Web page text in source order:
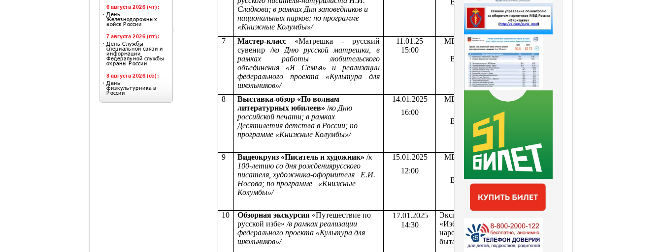
Сладкова; в рамках Дня заповедников и
национальных парков; попрограмме
«Книжные Колумбы»/
Видяево
СБО
Бушуева Е.Г.
7
Мастер-класс «Матрешка - русский
сувенир /ко Дню русской матрешки, в
рамках работы любительского
объединения «Я Семья» и реализации
федерального проекта «Культура для
школьников»/
11.01.25
15:00
МБУК ЦКД
ЗАТО
Видяево
Руководитель
любительского
объединения
«Я – Семья»
Бушуева Е.Г.
8
Выставка-обзор «По волнам
литературных юбилеев» /ко Дню
российской печати; в рамках
Десятилетия детства в России; по
программе «Книжные Колумбы»/
14.01.2025
16:00
МБУК ЦКД
Видяево
Библиотекарь
Бушуева Е.Г.
9
Видеокруиз «Писатель и художник»/к
100-летию со дня рождениярусского
писателя, художника-оформителя Е.И.
Носова; по программе «Книжные
Колумбы»/
15.01.2025
12:00
МБУК ЦКД
ЗАТО
Видяево
Библиотекарь
детского
абонемента
Бушуева Е.Г.
10
Обзорная экскурсия «Путешествие по
русской избе»/в рамках реализации
федерального проекта «Культура для
школьников»/
17.01.2025
14:30
Экспозиция
«Изба
народного
быта»
клубного
учреждения
Олещенко О.С.